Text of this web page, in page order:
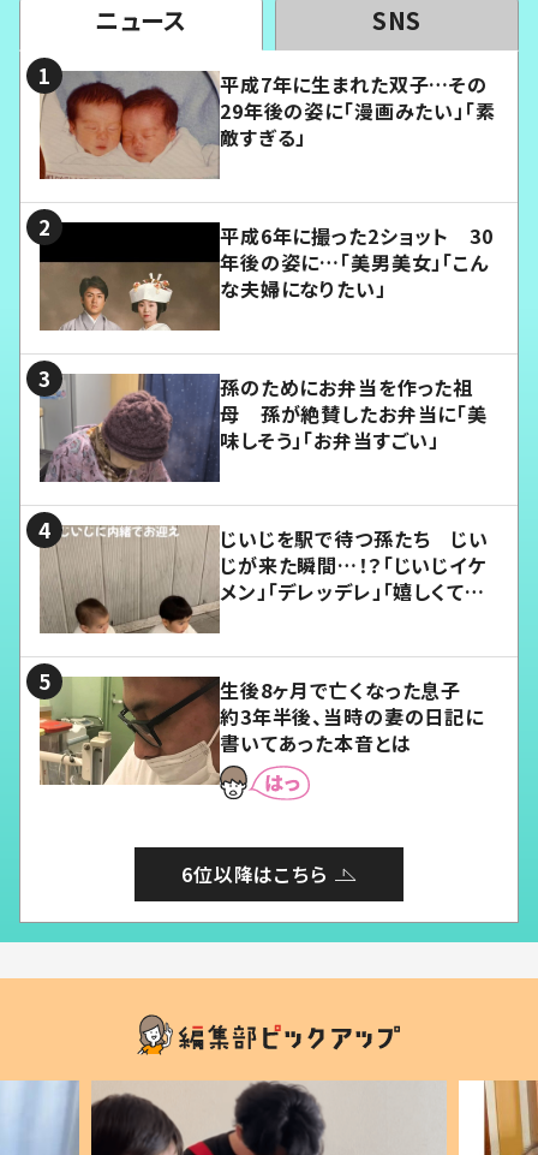
ニュース SNS
平成7年に生まれた双子…その
29年後の姿に「漫画みたい」「素
敵すぎる」
平成6年に撮った2ショット 30
年後の姿に…「美男美女」「こん
な夫婦になりたい」
孫のためにお弁当を作った祖
母 孫が絶賛したお弁当に「美
味しそう」「お弁当すごい」
じいじを駅で待つ孫たち じい
じが来た瞬間…！？「じいじイケ
メン」「デレッデレ」「嬉しくて可
生後8ヶ月で亡くなった息子
約3年半後、当時の妻の日記に
書いてあった本音とは
6位以降はこちら